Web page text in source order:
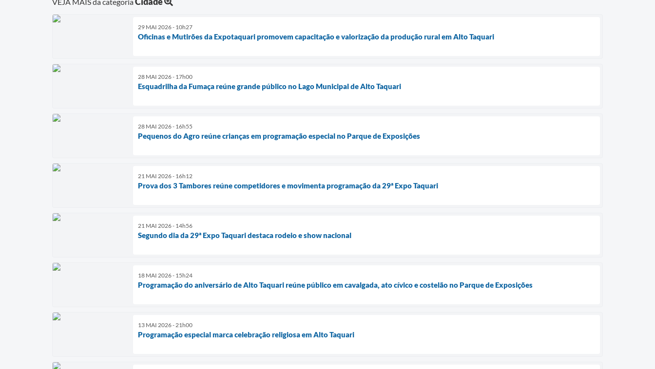
29 MAI 2026 - 10h27
Oficinas e Mutirões da Expotaquari promovem capacitação e valorização da produção rural em Alto Taquari
28 MAI 2026 - 17h00
Esquadrilha da Fumaça reúne grande público no Lago Municipal de Alto Taquari
28 MAI 2026 - 16h55
Pequenos do Agro reúne crianças em programação especial no Parque de Exposições
21 MAI 2026 - 16h12
Prova dos 3 Tambores reúne competidores e movimenta programação da 29ª Expo Taquari
21 MAI 2026 - 14h56
Segundo dia da 29ª Expo Taquari destaca rodeio e show nacional
18 MAI 2026 - 15h24
Programação do aniversário de Alto Taquari reúne público em cavalgada, ato cívico e costelão no Parque de Exposições
13 MAI 2026 - 21h00
Programação especial marca celebração religiosa em Alto Taquari